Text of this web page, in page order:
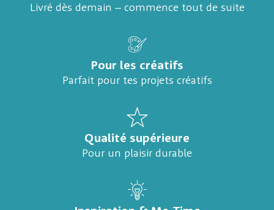
Livré dès demain – commence tout de suite
Pour les créatifs
Parfait pour tes projets créatifs
Qualité supérieure
Pour un plaisir durable